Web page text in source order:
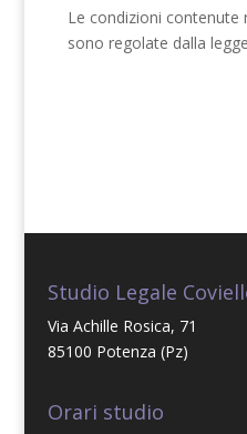
Le condizioni contenute
sono regolate dalla
Studio Legale
Via Achille Rosica, 71
85100 Potenza (Pz)
Orari studio